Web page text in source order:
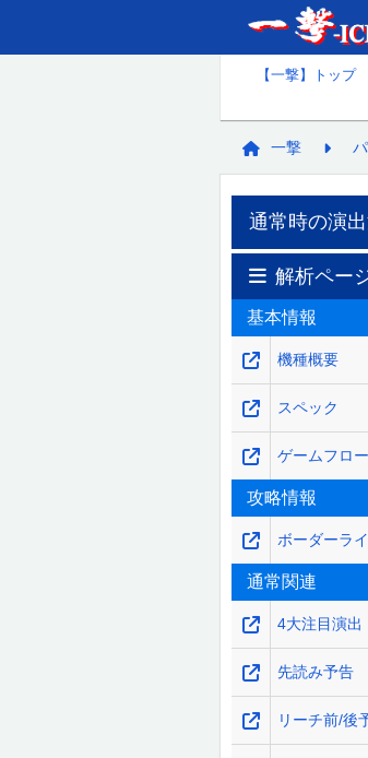
【一撃】トップ
一撃
通常時の演出
解析ペー
基本情報
機種概要
スペック
ゲームフロー
攻略情報
ボーダーラ
通常関連
4大注目演出
先読み予告
リーチ前/後